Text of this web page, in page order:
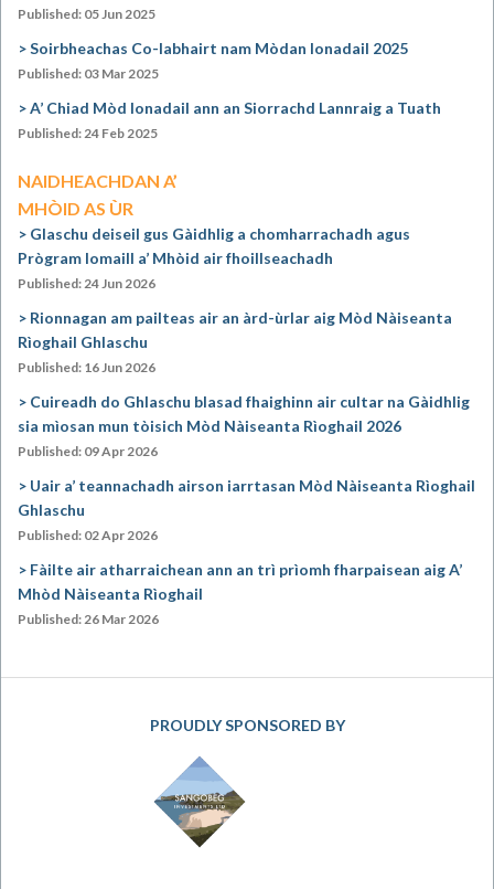
Published: 05 Jun 2025
Soirbheachas Co-labhairt nam Mòdan Ionadail 2025
Published: 03 Mar 2025
A’ Chiad Mòd Ionadail ann an Siorrachd Lannraig a Tuath
Published: 24 Feb 2025
NAIDHEACHDAN A’
MHÒID AS ÙR
Glaschu deiseil gus Gàidhlig a chomharrachadh agus
Prògram Iomaill a’ Mhòid air fhoillseachadh
Published: 24 Jun 2026
Rionnagan am pailteas air an àrd-ùrlar aig Mòd Nàiseanta
Rìoghail Ghlaschu
Published: 16 Jun 2026
Cuireadh do Ghlaschu blasad fhaighinn air cultar na Gàidhlig
sia mìosan mun tòisich Mòd Nàiseanta Rìoghail 2026
Published: 09 Apr 2026
Uair a’ teannachadh airson iarrtasan Mòd Nàiseanta Rìoghail
Ghlaschu
Published: 02 Apr 2026
Fàilte air atharraichean ann an trì prìomh fharpaisean aig A’
Mhòd Nàiseanta Rìoghail
Published: 26 Mar 2026
PROUDLY SPONSORED BY